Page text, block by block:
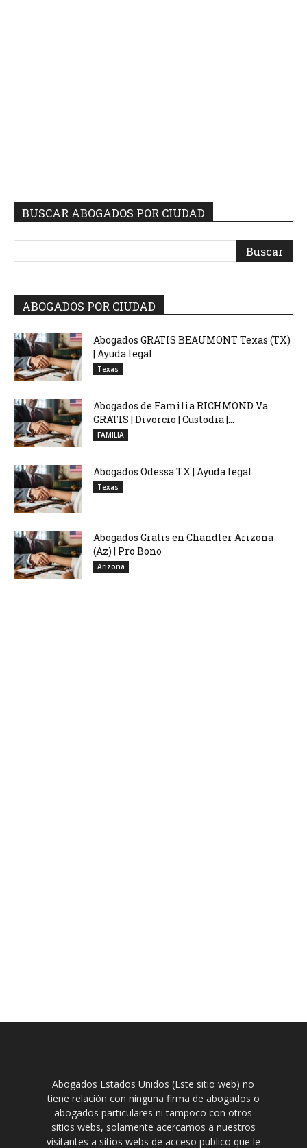
BUSCAR ABOGADOS POR CIUDAD
ABOGADOS POR CIUDAD
Abogados GRATIS BEAUMONT Texas (TX)
| Ayuda legal
Texas
Abogados de Familia RICHMOND Va
GRATIS | Divorcio | Custodia |...
FAMILIA
Abogados Odessa TX | Ayuda legal
Texas
Abogados Gratis en Chandler Arizona
(Az) | Pro Bono
Arizona
Abogados Estados Unidos (Este sitio web) no
tiene relación con ninguna firma de abogados o
abogados particulares ni tampoco con otros
sitios webs, solamente acercamos a nuestros
visitantes a sitios webs de acceso publico que le